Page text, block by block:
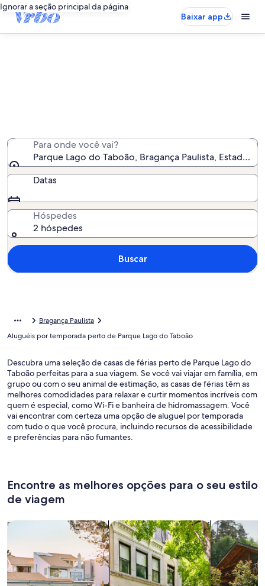
Ignorar a seção principal da página
Baixar app
Para onde você vai?
Parque Lago do Taboão, Bragança Paulista, Estado de
Datas
Hóspedes
2 hóspedes
Buscar
Bragança Paulista
Aluguéis por temporada perto de Parque Lago do Taboão
Descubra uma seleção de casas de férias perto de Parque Lago do
Taboão perfeitas para a sua viagem. Se você vai viajar em família, em
grupo ou com o seu animal de estimação, as casas de férias têm as
melhores comodidades para relaxar e curtir momentos incríveis com
quem é especial, como Wi-Fi e banheira de hidromassagem. Você
vai encontrar com certeza uma opção de aluguel por temporada
com tudo o que você procura, incluindo recursos de acessibilidade
e preferências para não fumantes.
Encontre as melhores opções para o seu estilo
de viagem
Busque casas Busque apartamentos buscar